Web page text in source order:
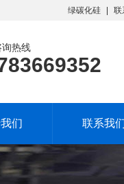
绿碳化硅 联
热线
们 联系我